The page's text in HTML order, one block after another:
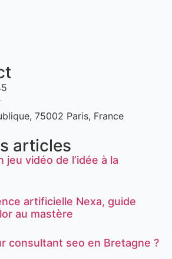
75002 Paris, France
articles
vidéo de l’idée à la
artificielle Nexa, guide
au mastère
consultant seo en Bretagne ?